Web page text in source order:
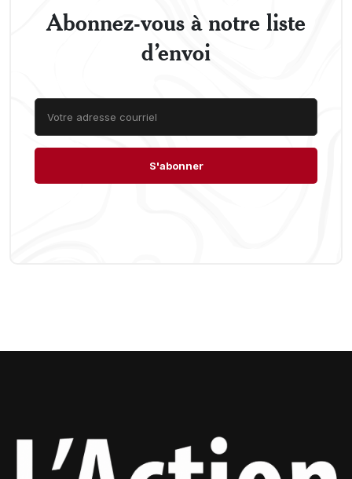
Abonnez-vous à notre liste
d’envoi